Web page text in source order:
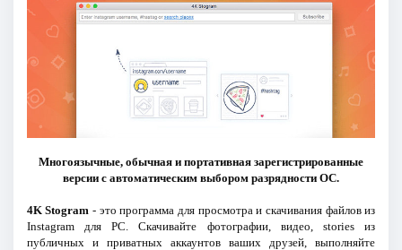
Многоязычные, обычная и портативная зарегистрированные
версии с автоматическим выбором разрядности ОС.
4K Stogram - это программа для просмотра и скачивания файлов из
Instagram для PC. Скачивайте фотографии, видео, stories из
публичных и приватных аккаунтов ваших друзей, выполняйте